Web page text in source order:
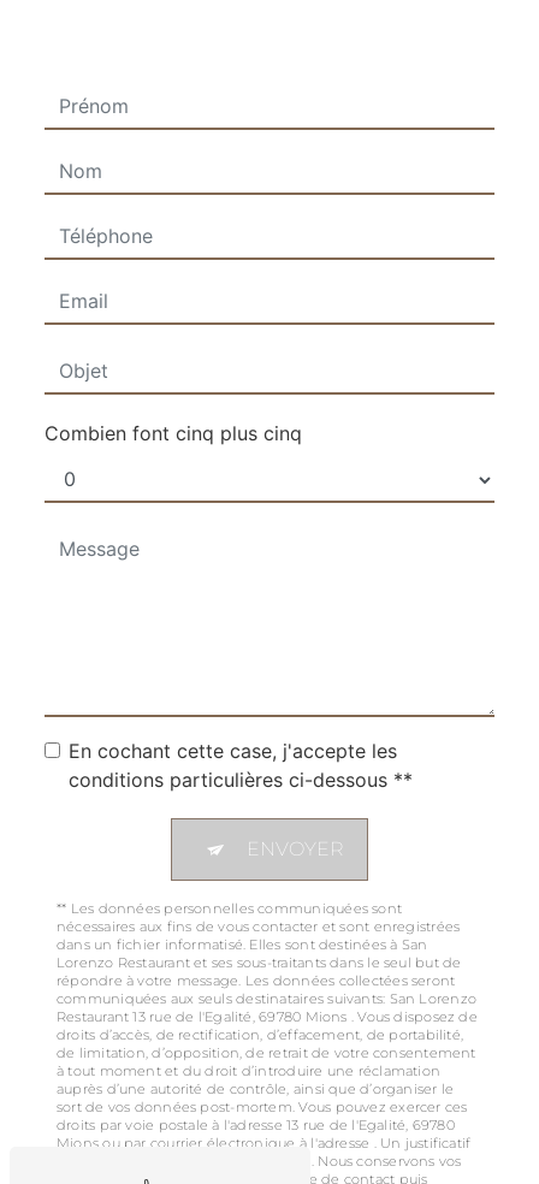
Combien font cinq plus cinq
En cochant cette case, j'accepte les
conditions particulières ci-dessous **
ENVOYER
** Les données personnelles communiquées sont
nécessaires aux fins de vous contacter et sont enregistrées
dans un fichier informatisé. Elles sont destinées à San
Lorenzo Restaurant et ses sous-traitants dans le seul but de
répondre à votre message. Les données collectées seront
communiquées aux seuls destinataires suivants: San Lorenzo
Restaurant 13 rue de l'Egalité, 69780 Mions . Vous disposez de
droits d’accès, de rectification, d’effacement, de portabilité,
de limitation, d’opposition, de retrait de votre consentement
à tout moment et du droit d’introduire une réclamation
auprès d’une autorité de contrôle, ainsi que d’organiser le
sort de vos données post-mortem. Vous pouvez exercer ces
droits par voie postale à l'adresse 13 rue de l'Egalité, 69780
Mions ou par courrier électronique à l'adresse . Un justificatif
d'identité pourra vous être demandé. Nous conservons vos
données pendant la période de prise de contact puis